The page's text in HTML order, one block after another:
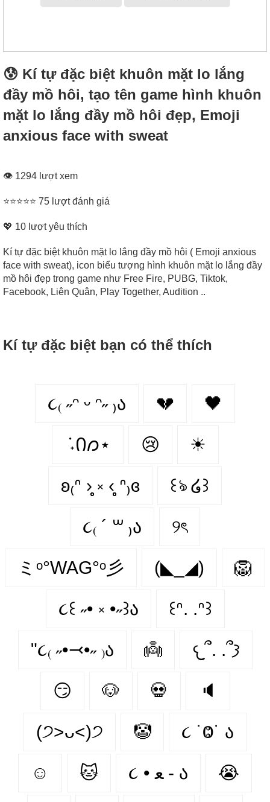
😰 Kí tự đặc biệt khuôn mặt lo lắng
đầy mồ hôi, tạo tên game hình khuôn
mặt lo lắng đầy mồ hôi đẹp, Emoji
anxious face with sweat
👁 1294 lượt xem
⭐⭐⭐⭐⭐ 75 lượt đánh giá
💖 10 lượt yêu thích
Kí tự đặc biệt khuôn mặt lo lắng đầy mồ hôi ( Emoji anxious
face with sweat), icon biểu tượng hình khuôn mặt lo lắng đầy
mồ hôi đẹp trong game như Free Fire, PUBG, Tiktok,
Facebook, Liên Quân, Play Together, Audition ..
Kí tự đặc biệt bạn có thể thích
૮₍ ˶ᵔ ᵕ ᵔ˶ ₎ა 💔 🖤
݁ ˖Ი𐑼⋆ 😢 ☀
ʚ₍ᐢ ›̥̥̥ ༝ ‹̥̥̥ ᐢ₎ɞ ꒰ঌ ໒꒱
૮₍ ´ ꒳ ₎ა ୨ৎ
ミᵒ°WAG°ᵒ彡 (◣_◢) 🦁
૮꒰ ˶• ༝ •˶꒱ა ꒰ᐢ. .ᐢ꒱
"૮₍ ˶•⤙•˶ ₎ა 👼 𐔌՞. .՞𐦯
😏 🐶 💀 🔈
(੭˃ᴗ˂)੭ 🤡 ૮ ˙Ⱉ˙ ა
☺ 🐱 ૮ • ﻌ - ა 😭